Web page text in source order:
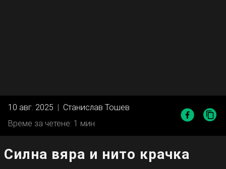
10 авг. 2025 | Станислав Тошев
Време за четене: 1 мин
Силна вяра и нито крачка